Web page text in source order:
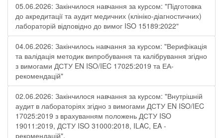
05.06.2026: Закінчилося навчання за курсом: "Підготовка
до акредитації та аудит медичних (клініко-діагностичних)
лабораторій відповідно до вимог ISO 15189:2022"
04.06.2026: Закінчилось навчання за курсом: "Верифікація
та валідація методик випробування та калібрування згідно
з вимогами ДСТУ EN ISO/IEC 17025:2019 та ЕА-
рекомендацій"
02.06.2026: Закінчилося навчання за курсом: "Внутрішній
аудит в лабораторіях згідно з вимогами ДСТУ EN ISO/IEC
17025:2019 з врахуванням положень ДСТУ ISO
19011:2019, ДСТУ ISO 31000:2018, ILAC, EA -
рекомендацій".